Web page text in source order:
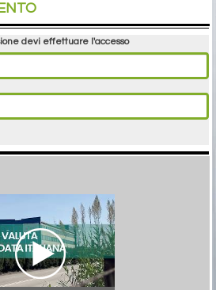
devi effettuare l'accesso